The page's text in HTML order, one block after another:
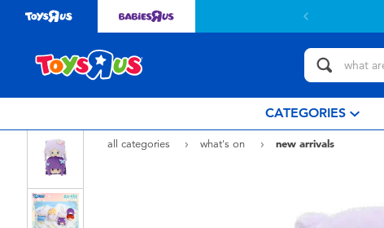
CATEGORIES
all categories what's on
new arrivals